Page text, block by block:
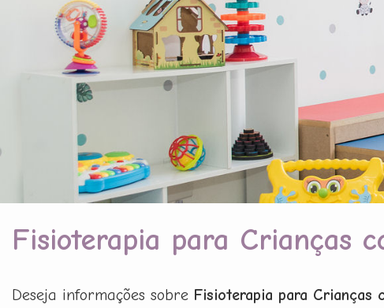
Fisioterapia para Crianças
Deseja informações sobre Fisioterapia para Crianças